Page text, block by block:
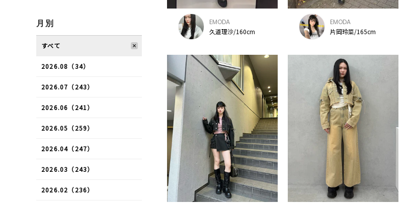
EMODA
久道理沙/160cm
EMODA
片岡玲菜/165cm
月別
すべて
2026.08（34）
2026.07（243）
2026.06（241）
2026.05（259）
2026.04（247）
2026.03（243）
2026.02（236）